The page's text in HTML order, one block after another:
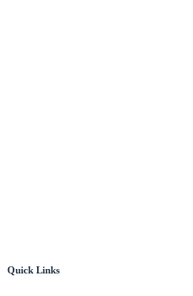
Quick Links